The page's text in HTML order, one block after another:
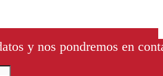
y nos pondremos en